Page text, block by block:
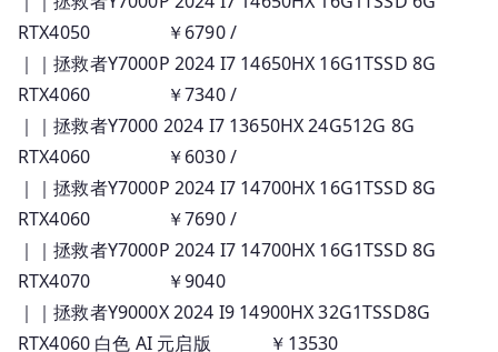
RTX4050 ￥6790 /
｜｜拯救者Y7000P 2024 I7 14650HX 16G1TSSD 8G
RTX4060 ￥7340 /
｜｜拯救者Y7000 2024 I7 13650HX 24G512G 8G
RTX4060 ￥6030 /
｜｜拯救者Y7000P 2024 I7 14700HX 16G1TSSD 8G
RTX4060 ￥7690 /
｜｜拯救者Y7000P 2024 I7 14700HX 16G1TSSD 8G
RTX4070 ￥9040
｜｜拯救者Y9000X 2024 I9 14900HX 32G1TSSD8G
RTX4060 白色 AI 元启版 ￥13530